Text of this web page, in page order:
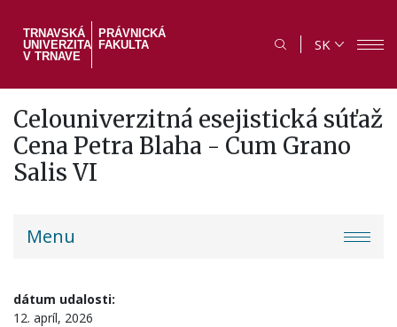
hlavný
TRNAVSKÁ
UNIVERZITA
V TRNAVE
PRÁVNICKÁ
FAKULTA
SK
Celouniverzitná esejistická súťaž
Cena Petra Blaha - Cum Grano
Salis VI
PF
Menu
dátum udalosti:
12. apríl, 2026